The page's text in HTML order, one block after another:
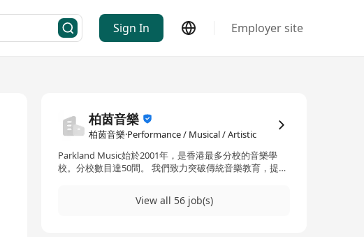
Sign In Employer site
柏茵音樂
柏茵音樂·Performance / Musical / Artistic
Parkland Music始於2001年，是香港最多分校的音樂學
校。分校數目達50間。 我們致力突破傳統音樂教育，提供
音樂人為目標。Parkland Music發展至今，已擁有過千名
View all 56 job(s)